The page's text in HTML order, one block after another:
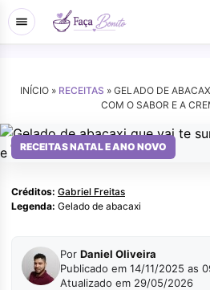
INÍCIO » RECEITAS » GELADO DE
COM O SABOR E A
RECEITAS NATAL E ANO NOVO
Gabriel Freitas
Créditos: Gabriel Freitas
Legenda: Gelado de abacaxi
Por Daniel Oliveira
Publicado em 14/11/2025 as
Atualizado em 29/05/2026